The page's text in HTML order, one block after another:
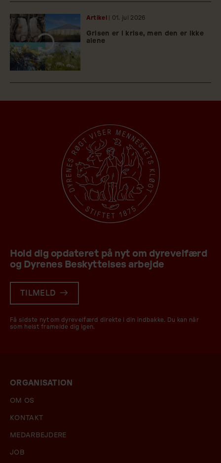
Artikel | 01. jul 2026
Grisen er i krise, men den er ikke
alene
Hold dig opdateret på nyt om dyrevelfærd
og Dyrenes Beskyttelses arbejde
TILMELD
Få sidste nyt om dyrevelfærd direkte i din indbakke. Du kan når
som helst framelde dig igen.
ORGANISATION
OM OS
KONTAKT
MEDARBEJDERE
JOB